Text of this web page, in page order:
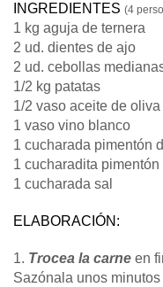
INGREDIENTES (4
1 kg aguja de ternera
2 ud. dientes de ajo
2 ud. cebollas
1/2 kg patatas
1/2 vaso aceite de oliva
1 vaso vino blanco
1 cucharada pimentón
1 cucharadita
1 cucharada sal
ELABORACIÓN:
1. Trocea la carne en
Sazónala unos